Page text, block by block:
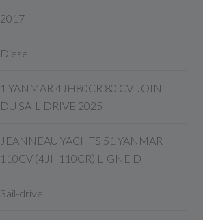
2017
Diesel
1 YANMAR 4JH80CR 80 CV JOINT
DU SAIL DRIVE 2025
JEANNEAU YACHTS 51 YANMAR
110CV (4JH110CR) LIGNE D
Sail-drive